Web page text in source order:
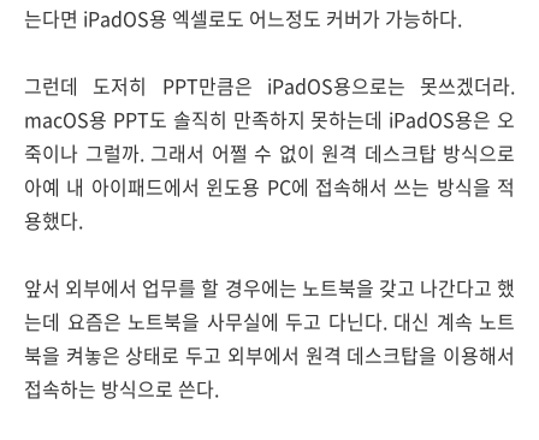
는다면 iPadOS용 엑셀로도 어느정도 커버가 가능하다.
그런데 도저히 PPT만큼은 iPadOS용으로는 못쓰겠더라.
macOS용 PPT도 솔직히 만족하지 못하는데 iPadOS용은 오
죽이나 그럴까. 그래서 어쩔 수 없이 원격 데스크탑 방식으로
아예 내 아이패드에서 윈도용 PC에 접속해서 쓰는 방식을 적
용했다.
앞서 외부에서 업무를 할 경우에는 노트북을 갖고 나간다고 했
는데 요즘은 노트북을 사무실에 두고 다닌다. 대신 계속 노트
북을 켜놓은 상태로 두고 외부에서 원격 데스크탑을 이용해서
접속하는 방식으로 쓴다.